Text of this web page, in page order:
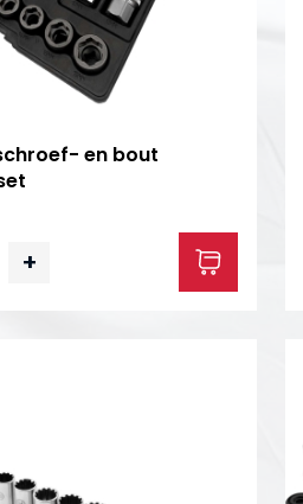
en bout
+